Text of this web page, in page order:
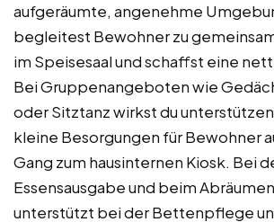
aufgeräumte, angenehme
begleitest Bewohner zu
im Speisesaal und schaffst eine
Bei Gruppenangeboten wie
oder Sitztanz wirkst du
kleine Besorgungen für Bewohner
Gang zum hausinternen Kiosk. Bei
Essensausgabe und beim
unterstützt bei der Bettenpflege